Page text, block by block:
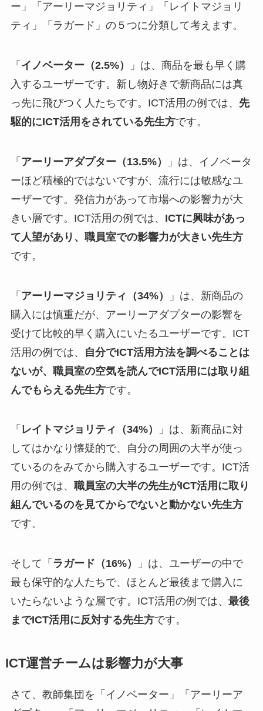
ー」「アーリーマジョリティ」「レイトマジョリ
ティ」「ラガード」の５つに分類して考えます。
「 イノベーター（2.5%）
」は、商品を最も早く購
入するユーザーです。新し物好きで新商品には真
っ先に飛びつく人たちです。ICT活用の例では、 先
駆的にICT活用をされている先生方です。
「 アーリーアダプター（13.5%）
」は、イノベータ
ーほど積極的ではないですが、流行には敏感なユ
ーザーです。発信力があって市場への影響力が大
きい層です。ICT活用の例では、 ICTに興味があっ
て人望があり、職員室での影響力が大きい先生方
です。
「 アーリーマジョリティ（34%）
」は、新商品の
購入には慎重だが、アーリーアダプターの影響を
受けて比較的早く購入にいたるユーザーです。ICT
活用の例では、
自分でICT活用方法を調べることは
ないが、職員室の空気を読んでICT活用には取り組
んでもらえる先生方です。
「 レイトマジョリティ（34%）
」は、新商品に対
してはかなり懐疑的で、自分の周囲の大半が使っ
ているのをみてから購入するユーザーです。ICT活
用の例では、 職員室の大半の先生がICT活用に取り
組んでいるのを見てからでないと動かない先生方
です。
そして「 ラガード（16%）
」は、ユーザーの中で
最も保守的な人たちで、ほとんど最後まで購入に
いたらないような層です。ICT活用の例では、 最後
までICT活用に反対する先生方です。
ICT運営チームは影響力が大事
さて、教師集団を「イノベーター」「アーリーア